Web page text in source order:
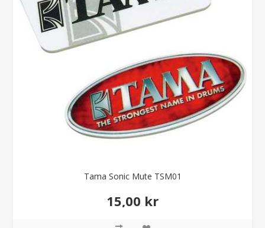
Tama Sonic Mute TSM01
15,00 kr